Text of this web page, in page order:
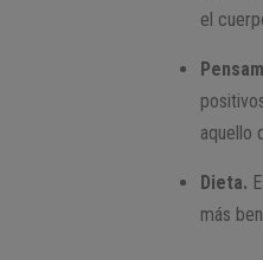
el
aquello
Dieta.
más